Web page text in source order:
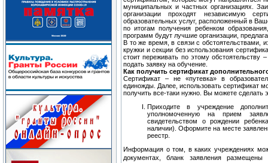
муниципальных и частных организациях.
организации проходят независимую
образовательных услуг, расположенный в
по итогам получения ребенком
программ будут лучшие организации,
В то же время, в связи с обстоятельствами,
кружки и секции без использования
стоит переживать по этому обстоятельству
подать заявку на обучение.
Как получить сертификат
Сертификат – не «путевка» в
единожды. Далее, использовать сертификат
получить все-таки нужно. Вы можете сделать
Приходите в учреждение
уполномоченную на прием
свидетельством о рождении
наличии). Оформите на месте
реестр.
Информация о том, в каких учреждениях
документах, бланк заявления